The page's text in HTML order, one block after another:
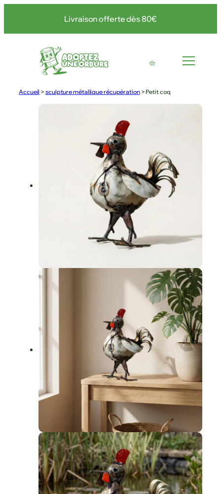
Livraison offerte dès 80€
Accueil >sculpture métallique récupération> Petit coq